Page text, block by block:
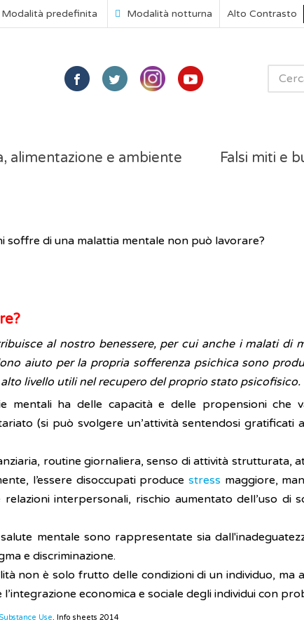
Modalità predefinita Modalità notturna Alto Contrasto
alimentazione e ambiente Falsi miti e
soffre di una malattia mentale non può lavorare?
al nostro benessere, per cui anche i malati di
aiuto per la propria sofferenza psichica sono
livello utili nel recupero del proprio stato psicofisico.
ha delle capacità e delle propensioni che
(si può svolgere un’attività sentendosi gratificati
routine giornaliera, senso di attività strutturata,
l’essere disoccupati produce stress maggiore,
interpersonali, rischio aumentato dell’uso di
mentale sono rappresentate sia
e discriminazione.
non è solo frutto delle condizioni di un individuo, ma
economica e sociale degli individui con
Use. Info sheets 2014